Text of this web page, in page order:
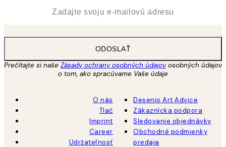
ODOSLAŤ
Prečítajte si naše Zásady ochrany osobných údajovosobných údajov
o tom, ako spracúvame Vaše údaje
O nás
Tlač
Imprint
Career
Udržateľnosť
Desenio Art Advice
Zákaznícka podpora
Sledovanie objednávky
Obchodné podmienky
predaja